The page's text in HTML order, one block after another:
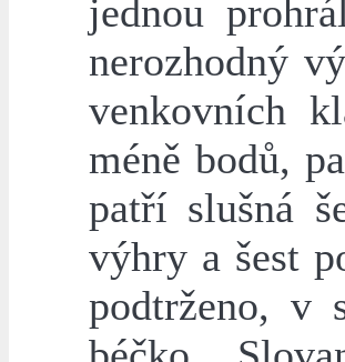
jednou
nerozhodný
venkovních
méně bodů,
patří slušná
výhry a šest
podtrženo, v